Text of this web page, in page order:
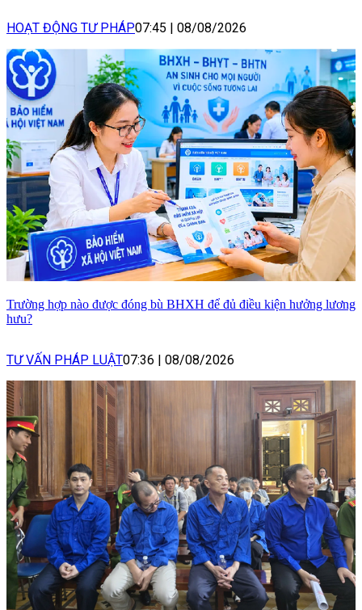
HOẠT ĐỘNG TƯ PHÁP07:45 08/08/2026
Trường hợp nào được đóng bù BHXH để đủ điều kiện hưởng lương
hưu?
TƯ VẤN PHÁP LUẬT07:36 08/08/2026